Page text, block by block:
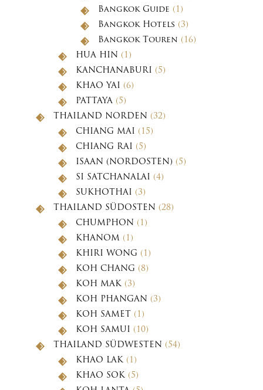
Bangkok Guide (1)
Bangkok Hotels (3)
Bangkok Touren (16)
HUA HIN (1)
KANCHANABURI (5)
KHAO YAI (6)
PATTAYA (5)
THAILAND NORDEN (32)
CHIANG MAI (15)
CHIANG RAI (5)
ISAAN (NORDOSTEN) (5)
SI SATCHANALAI (4)
SUKHOTHAI (3)
THAILAND SÜDOSTEN (28)
CHUMPHON (1)
KHANOM (1)
KHIRI WONG (1)
KOH CHANG (8)
KOH MAK(3)
KOH PHANGAN (3)
KOH SAMET (1)
KOH SAMUI (10)
THAILAND SÜDWESTEN (54)
KHAO LAK(1)
KHAO SOK(5)